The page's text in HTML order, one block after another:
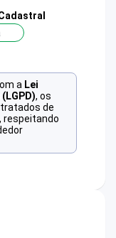
a Lei
, os
de
respeitando